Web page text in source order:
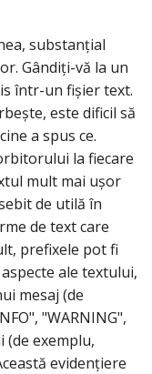
substanțial
Gândiți-vă la un
într-un fișier text.
este dificil să
a spus ce.
la fiecare
mult mai ușor
de utilă în
de text care
prefixele pot fi
ale textului,
mesaj (de
"WARNING",
(de exemplu,
evidențiere